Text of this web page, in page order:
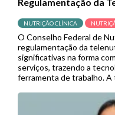
NUTRIÇÃO CLÍNICA
O Conselho Federal de
regulamentação da
significativas na forma
serviços, trazendo a
ferramenta de trabalho.
alimentação e nutrição